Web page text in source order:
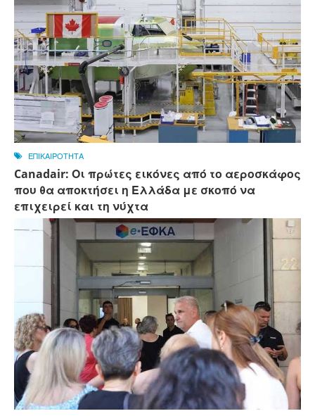
ΕΠΙΚΑΙΡΟΤΗΤΑ
Canadair: Οι πρώτες εικόνες από το αεροσκάφος
που θα αποκτήσει η Ελλάδα με σκοπό να
επιχειρεί και τη νύχτα